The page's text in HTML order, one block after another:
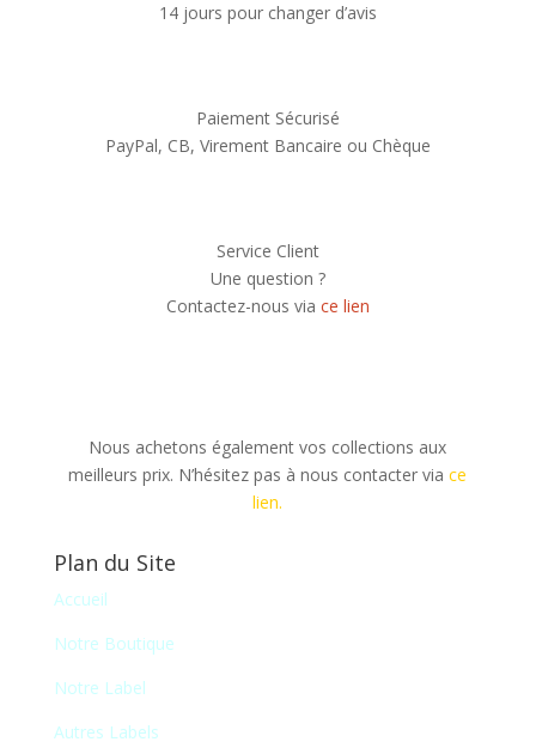
14 jours pour changer d’avis
Paiement Sécurisé
PayPal, CB, Virement Bancaire ou Chèque
Service Client
Une question ?
Contactez-nous via ce lien
Nous achetons également vos collections aux
meilleurs prix. N’hésitez pas à nous contacter viace
lien.
Plan du Site
Accueil
Notre Boutique
Notre Label
Autres Labels